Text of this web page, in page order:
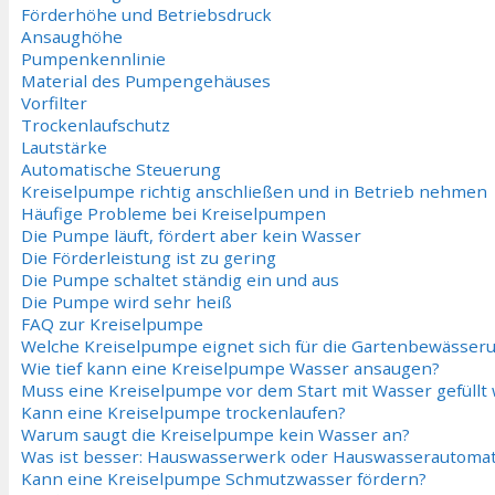
Förderhöhe und Betriebsdruck
Ansaughöhe
Pumpenkennlinie
Material des Pumpengehäuses
Vorfilter
Trockenlaufschutz
Lautstärke
Automatische Steuerung
Kreiselpumpe richtig anschließen und in Betrieb nehmen
Häufige Probleme bei Kreiselpumpen
Die Pumpe läuft, fördert aber kein Wasser
Die Förderleistung ist zu gering
Die Pumpe schaltet ständig ein und aus
Die Pumpe wird sehr heiß
FAQ zur Kreiselpumpe
Welche Kreiselpumpe eignet sich für die
Wie tief kann eine Kreiselpumpe Wasser ansaugen?
Muss eine Kreiselpumpe vor dem Start mit Wasser gefüllt
Kann eine Kreiselpumpe trockenlaufen?
Warum saugt die Kreiselpumpe kein Wasser an?
Was ist besser: Hauswasserwerk oder
Kann eine Kreiselpumpe Schmutzwasser fördern?